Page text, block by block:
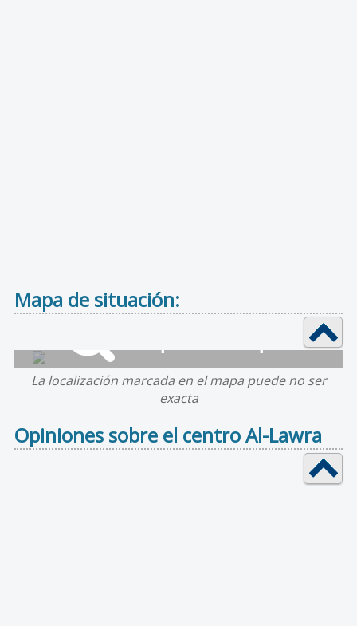
Mapa de situación:
La localización marcada en el mapa puede no ser
exacta
Opiniones sobre el centro Al-Lawra